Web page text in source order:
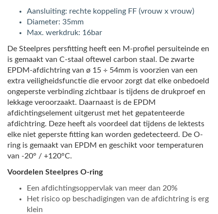
Aansluiting: rechte koppeling FF (vrouw x vrouw)
Diameter: 35mm
Max. werkdruk: 16bar
De Steelpres persfitting heeft een M-profiel persuiteinde en
is gemaakt van C-staal oftewel carbon staal. De zwarte
EPDM-afdichtring van ø 15 ÷ 54mm is voorzien van een
extra veiligheidsfunctie die ervoor zorgt dat elke onbedoeld
ongeperste verbinding zichtbaar is tijdens de drukproef en
lekkage veroorzaakt. Daarnaast is de EPDM
afdichtingselement uitgerust met het gepatenteerde
afdichtring. Deze heeft als voordeel dat tijdens de lektests
elke niet geperste fitting kan worden gedetecteerd. De O-
ring is gemaakt van EPDM en geschikt voor temperaturen
van -20° / +120°C.
Voordelen Steelpres O-ring
Een afdichtingsoppervlak van meer dan 20%
Het risico op beschadigingen van de afdichtring is erg
klein